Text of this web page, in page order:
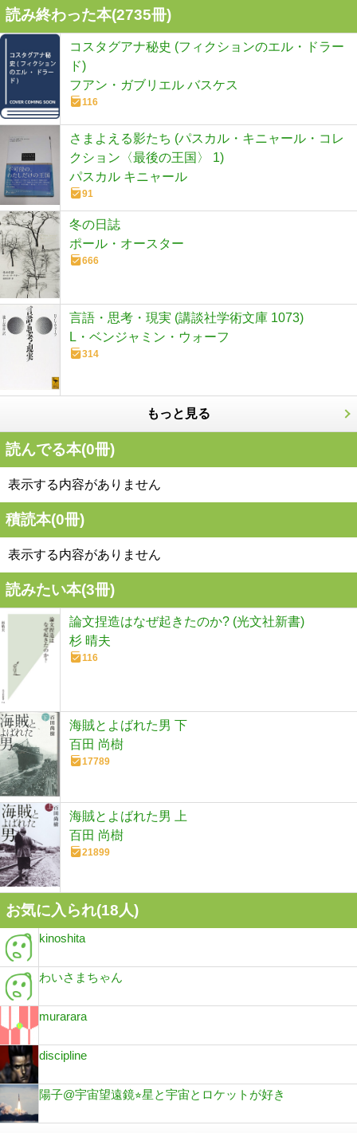
読み終わった本(2735冊)
コスタグアナ秘史 (フィクションのエル・ドラー
ド)
フアン・ガブリエル バスケス
116
さまよえる影たち (パスカル・キニャール・コレ
クション〈最後の王国〉 1)
パスカル キニャール
91
冬の日誌
ポール・オースター
666
言語・思考・現実 (講談社学術文庫 1073)
L・ベンジャミン・ウォーフ
314
もっと見る
読んでる本(0冊)
表示する内容がありません
積読本(0冊)
表示する内容がありません
読みたい本(3冊)
論文捏造はなぜ起きたのか? (光文社新書)
杉 晴夫
116
海賊とよばれた男 下
百田 尚樹
17789
海賊とよばれた男 上
百田 尚樹
21899
お気に入られ(18人)
kinoshita
わいさまちゃん
murarara
discipline
陽子@宇宙望遠鏡⭐︎星と宇宙とロケットが好き